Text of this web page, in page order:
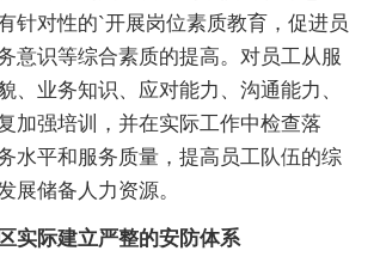
针对性的`开展岗位素质教育，促进员
意识等综合素质的提高。对员工从服
、业务知识、应对能力、沟通能力、
加强培训，并在实际工作中检查落
水平和服务质量，提高员工队伍的综
展储备人力资源。
际建立严整的安防体系